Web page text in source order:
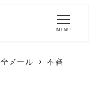
MENU
メール
不審